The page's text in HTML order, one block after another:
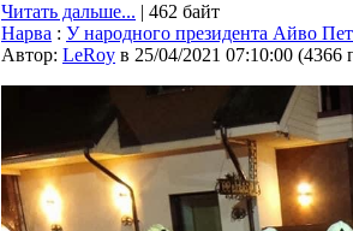
Читать дальше... | 462 байт
Нарва : У народного президента Айво
Автор: LeRoy в 25/04/2021 07:10:00 (4366